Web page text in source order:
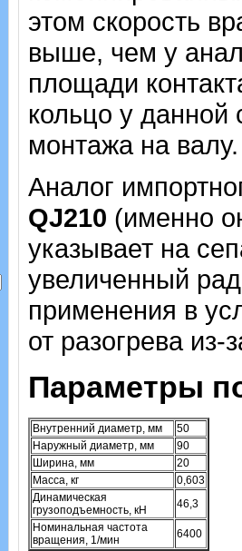
этом скорость
выше, чем у
площади
кольцо у данной
монтажа на валу.
Аналог
QJ210 (именно
указывает на
увеличенный
применения в
от разогрева из-
Параметры
Внутренний диаметр, мм
50
Наружный диаметр, мм
90
Ширина, мм
20
Масса, кг
0,603
Динамическая
грузоподъемность, кН
46,3
Номинальная частота
вращения, 1/мин
6400